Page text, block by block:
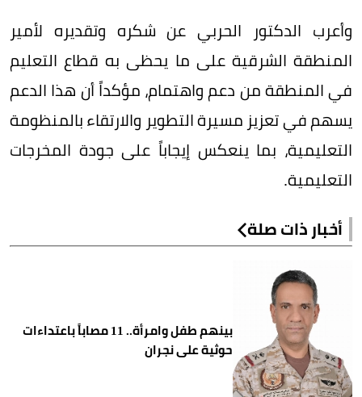
وأعرب الدكتور الحربي عن شكره وتقديره لأمير
المنطقة الشرقية على ما يحظى به قطاع التعليم
في المنطقة من دعم واهتمام، مؤكداً أن هذا الدعم
يسهم في تعزيز مسيرة التطوير والارتقاء بالمنظومة
التعليمية، بما ينعكس إيجاباً على جودة المخرجات
التعليمية.
أخبار ذات صلة
بينهم طفل وامرأة.. 11 مصاباً باعتداءات
حوثية على نجران